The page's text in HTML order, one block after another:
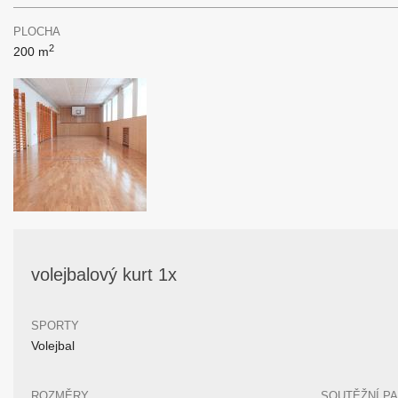
PLOCHA
200 m2
volejbalový kurt 1x
SPORTY
Volejbal